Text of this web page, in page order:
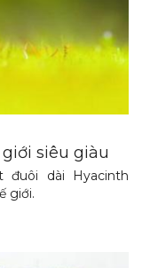
siêu giàu
đuôi dài Hyacinth
giới.